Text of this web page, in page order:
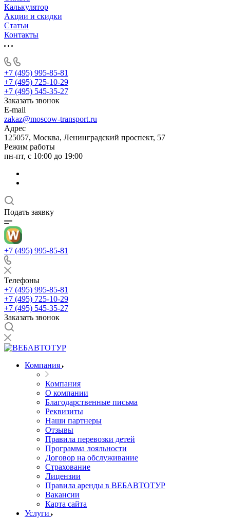
Калькулятор
Акции и скидки
Статьи
Контакты
+7 (495) 995-85-81
+7 (495) 725-10-29
+7 (495) 545-35-27
Заказать звонок
E-mail
zakaz@moscow-transport.ru
Адрес
125057, Москва, Ленинградский проспект, 57
Режим работы
пн-пт, с 10:00 до 19:00
Подать заявку
+7 (495) 995-85-81
Телефоны
+7 (495) 995-85-81
+7 (495) 725-10-29
+7 (495) 545-35-27
Заказать звонок
Компания
Компания
О компании
Благодарственные письма
Реквизиты
Наши партнеры
Отзывы
Правила перевозки детей
Программа лояльности
Договор на обслуживание
Страхование
Лицензии
Правила аренды в ВЕБАВТОТУР
Вакансии
Карта сайта
Услуги